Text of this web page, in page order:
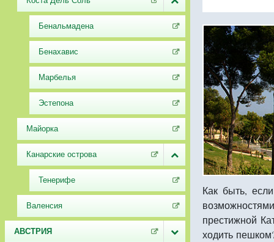
Бенальмадена
Бенахавис
Марбелья
Эстепона
Майорка
Канарские острова
Тенерифе
Валенсия
АВСТРИЯ
Как быть,
престижной
ходить